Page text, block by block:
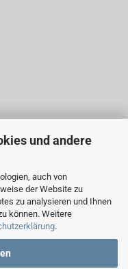
und andere
auch von
der Website zu
zu analysieren und Ihnen
können. Weitere
.
oder per Rechnung
einfache